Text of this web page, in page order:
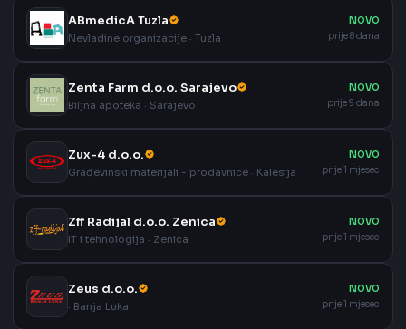
ABmedicA Tuzla
Nevladine organizacije · Tuzla
NOVO
prije 8 dana
Zenta Farm d.o.o. Sarajevo
Biljna apoteka · Sarajevo
NOVO
prije 9 dana
Zux-4 d.o.o.
Građevinski materijali - prodavnice · Kalesija
NOVO
prije 1 mjesec
Zff Radijal d.o.o. Zenica
IT i tehnologija · Zenica
NOVO
prije 1 mjesec
Zeus d.o.o.
· Banja Luka
NOVO
prije 1 mjesec